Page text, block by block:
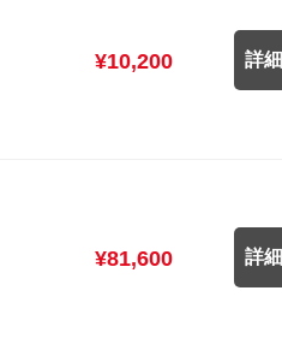
¥10,200 詳細
¥81,600 詳細